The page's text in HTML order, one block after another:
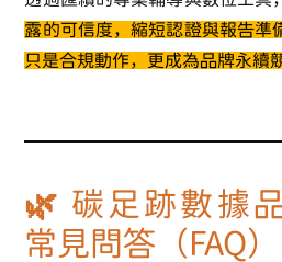
露的可信度，縮短認證與報告準
只是合規動作，更成為品牌永續
🌿 碳足跡數據
常見問答（FAQ）